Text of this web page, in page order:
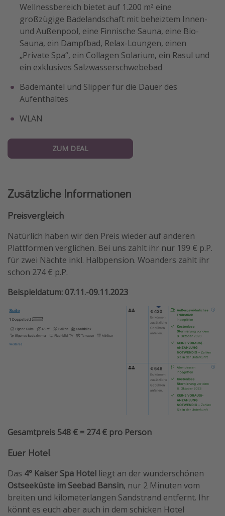
Wellnessbereich bietet auf 1.200 m² eine
großzügige Badelandschaft mit beheiztem Innen-
und Außenpool, eine Finnische Sauna, eine Bio-
Sauna, ein Dampfbad, Relax-Loungen, einen
„Private Spa“, ein Collagen Solarium, ein Rasul und
ein exklusives Salzwasserschwebebad
Bademäntel und Slipper für die Dauer des
Aufenthaltes
WLAN
ZUM DEAL
Zusätzliche Informationen
Preisvergleich
Natürlich haben wir den Preis wieder auf anderen
Plattformen verglichen. Bei uns zahlt ihr nur 199 € p.P.
für zwei Nächte inkl. Halbpension. Woanders zahlt ihr
schon 274 € p.P.
Beispieldatum: 07.11.-09.11.2023
Gesamtpreis 548 € = 274 € pro Person
Euer Hotel
Das 4° Kaiser Spa Hotel liegt an der wunderschönen
Ostseeküste im Seebad Bansin, nur 2 Minuten vom
breiten und kilometerlangen Sandstrand entfernt. Ihr
könnt es euch aber auch in dem schicken Hotel